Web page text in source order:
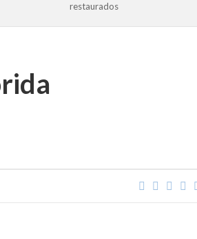
restaurados